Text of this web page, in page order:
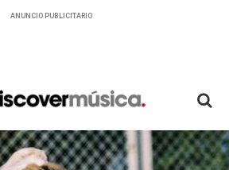
ANUNCIO PUBLICITARIO